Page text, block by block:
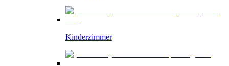
Kinderzimmer